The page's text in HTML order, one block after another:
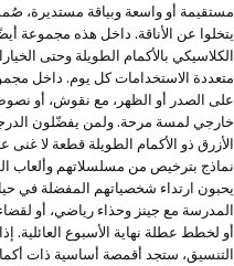
مستقيمة أو واسعة وبياقة مستديرة،
يتخلوا عن الأناقة. داخل هذه مجموعة
الكلاسيكي بالأكمام الطويلة وحتى
متعددة الاستخدامات كل يوم. داخل
على الصدر أو الظهر، مع نقوش، أو
خارجي لمسة مرحة. ولمن يفضّلون
الأزرق ذو الأكمام الطويلة قطعة لا
نماذج بترخيص من مسلسلاتهم وألعاب
يحبون ارتداء شخصياتهم المفضلة في
المدرسة مع جينز وحذاء رياضي، أو
أو لخطط عطلة نهاية الأسبوع
التنسيق، ستجد أقمصة أساسية ذات